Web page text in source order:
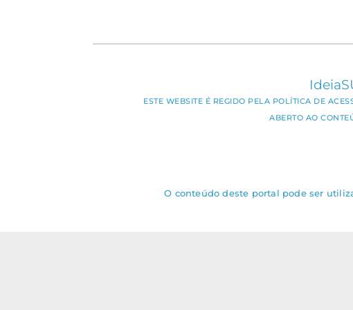
ESTE WEBSITE É REGIDO PELA POLÍTICA DE
ABERTO AO
O conteúdo deste portal pode ser